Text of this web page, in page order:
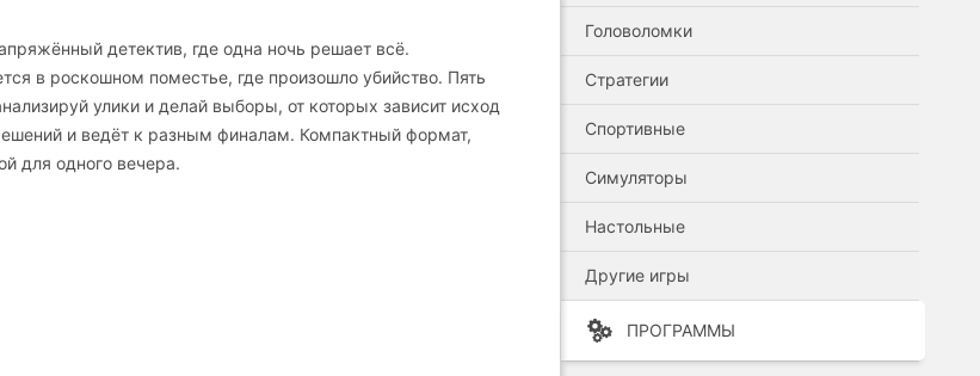
детектив, где одна ночь решает всё.
в роскошном поместье, где произошло убийство. Пять
улики и делай выборы, от которых зависит исход
и ведёт к разным финалам. Компактный формат,
для одного вечера.
Головоломки
Стратегии
Спортивные
Симуляторы
Настольные
Другие игры
ПРОГРАММЫ